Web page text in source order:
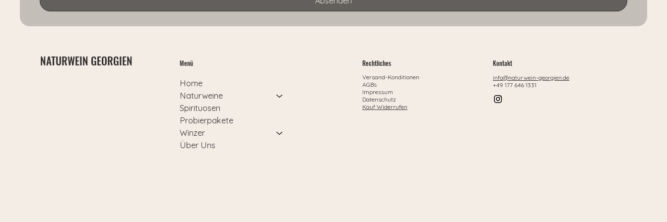
NATURWEIN GEORGIEN
Home
Naturweine
Spirituosen
Probierpakete
Winzer
Über Uns
Menü Rechtliches
Versand-Konditionen
AGBs
Impressum
Datenschutz
Kauf Widerrufen
Kontakt
info@naturwein-georgien.de
+49 177 646 1331